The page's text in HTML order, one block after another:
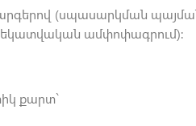
(սպասարկման
ամփոփագրում):
քարտ`